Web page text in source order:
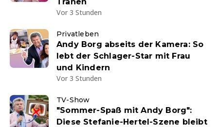
Vor 3 Stunden
Privatleben
Andy Borg abseits der Kamera: So
lebt der Schlager-Star mit Frau
und Kindern
Vor 3 Stunden
TV-Show
"Sommer-Spaß mit Andy Borg":
Diese Stefanie-Hertel-Szene bleibt